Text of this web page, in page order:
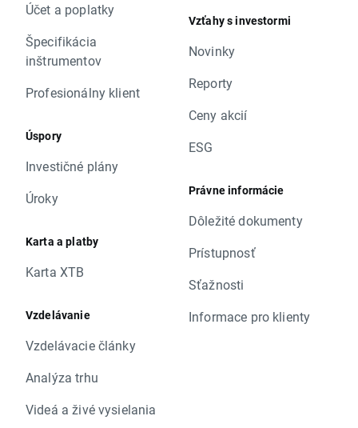
Účet a poplatky
Špecifikácia
inštrumentov
Profesionálny klient
Úspory
Investičné plány
Úroky
Karta a platby
Karta XTB
Vzdelávanie
Vzdelávacie články
Analýza trhu
Videá a živé vysielania
Vzťahy s investormi
Novinky
Reporty
Ceny akcií
ESG
Právne informácie
Dôležité dokumenty
Prístupnosť
Sťažnosti
Informace pro klienty